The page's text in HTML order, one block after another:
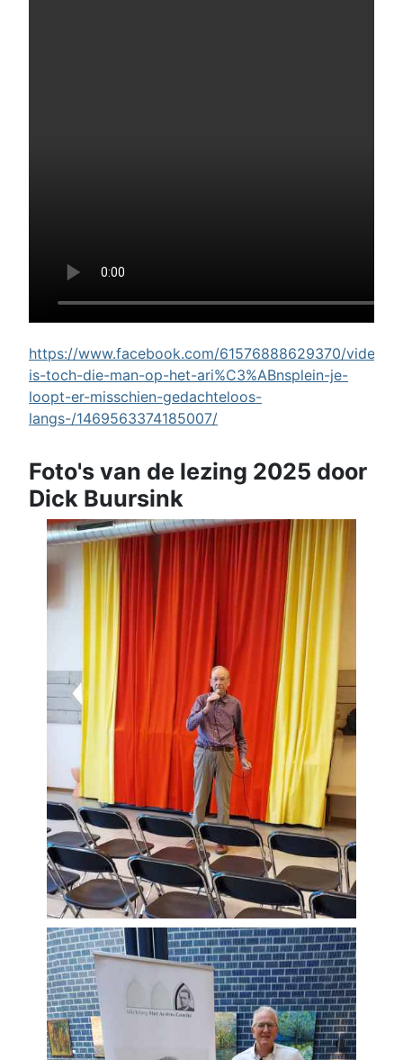
https://www.facebook.com/61576888629370/videos/
is-toch-die-man-op-het-ari%C3%ABnsplein-je-
loopt-er-misschien-gedachteloos-
langs-/1469563374185007/
Foto's van de lezing 2025 door
Dick Buursink